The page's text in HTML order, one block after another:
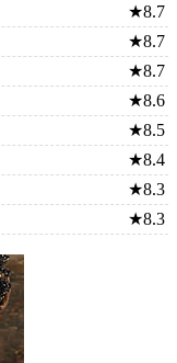
★8.7
★8.7
★8.7
★8.6
★8.5
★8.4
★8.3
★8.3